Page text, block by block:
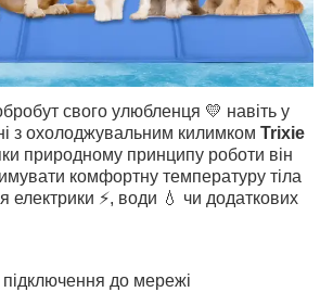
свого улюбленця 💛 навіть у
з охолоджувальним килимком Trixie
природному принципу роботи він
комфортну температуру тіла
електрики ⚡, води 💧 чи додаткових
до мережі